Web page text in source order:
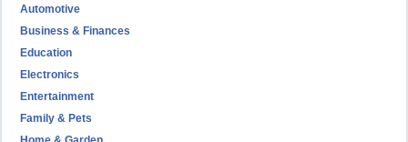
Automotive
Business & Finances
Education
Electronics
Entertainment
Family & Pets